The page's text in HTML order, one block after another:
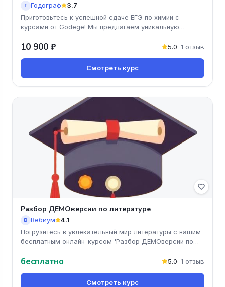
Г Годограф 3.7
Приготовьтесь к успешной сдаче ЕГЭ по химии с
курсами от Godege! Мы предлагаем уникальную
10 900 ₽ 5.0· 1 отзыв
Смотреть курс
Разбор ДЕМОверсии по литературе
В Вебиум 4.1
Погрузитесь в увлекательный мир литературы с нашим
бесплатным онлайн-курсом 'Разбор ДЕМОверсии по
бесплатно 5.0· 1 отзыв
Смотреть курс